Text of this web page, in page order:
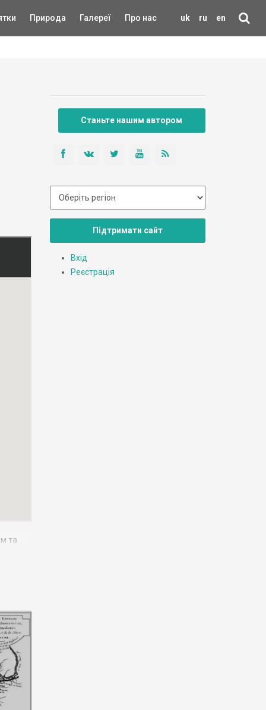
uk ru en
Природа Галереї Про нас
та
Станьте нашим автором
Підтримати сайт
Вхід
Реєстрація